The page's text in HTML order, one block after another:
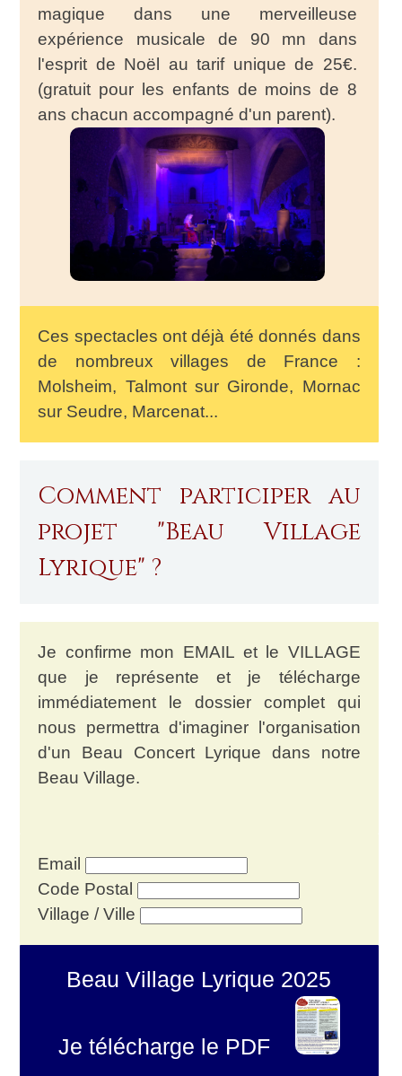
magique dans une merveilleuse
expérience musicale de 90 mn dans
l'esprit de Noël au tarif unique de 25€.
(gratuit pour les enfants de moins de 8
ans chacun accompagné d'un parent).
Ces spectacles ont déjà été donnés dans
de nombreux villages de France :
Molsheim, Talmont sur Gironde, Mornac
sur Seudre, Marcenat...
Comment participer au
projet "Beau Village
Lyrique" ?
Je confirme mon EMAIL et le VILLAGE
que je représente et je télécharge
immédiatement le dossier complet qui
nous permettra d'imaginer l'organisation
d'un Beau Concert Lyrique dans notre
Beau Village.
Email
Code Postal
Village / Ville
Beau Village Lyrique 2025
Je télécharge le PDF